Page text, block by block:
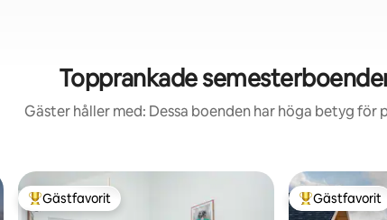
Topprankade
Gäster håller med: Dessa boenden har höga betyg för
Populär gästfavorit
Gästfavorit Populär
Gästfavorit